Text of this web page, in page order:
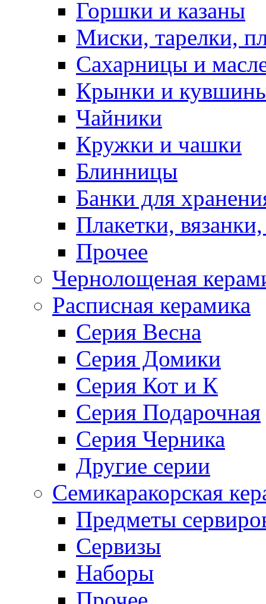
Горшки и казаны
Миски, тарелки,
Сахарницы и
Крынки и
Чайники
Кружки и чашки
Блинницы
Банки для
Плакетки,
Прочее
Чернолощеная
Расписная керамика
Серия Весна
Серия Домики
Серия Кот и К
Серия Подарочная
Серия Черника
Другие серии
Семикаракорская
Предметы
Сервизы
Наборы